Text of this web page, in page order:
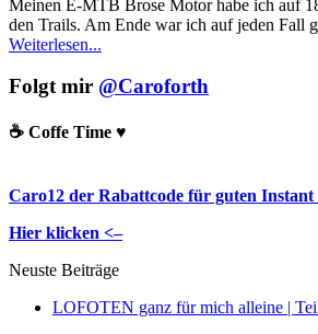
Meinen E-MTB Brose Motor habe ich auf
den Trails. Am Ende war ich auf jeden Fall
Weiterlesen...
Folgt mir @Caroforth
☕️ Coffe Time ♥️
Caro12 der Rabattcode für guten Instant
Hier klicken <–
Neuste Beiträge
LOFOTEN ganz für mich alleine |